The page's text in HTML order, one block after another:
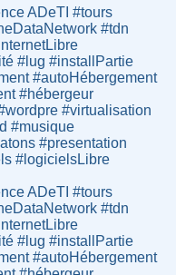
ADeTI #tours
#tdn
#lug #installPartie
#autoHébergement
#hébergeur
#virtualisation
#musique
#presentation
#logicielsLibre
ADeTI #tours
#tdn
#lug #installPartie
#autoHébergement